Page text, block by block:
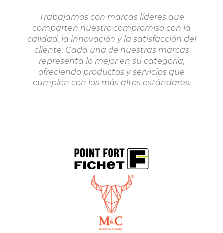
Trabajamos con marcas líderes que
comparten nuestro compromiso con la
calidad, la innovación y la satisfacción del
cliente. Cada una de nuestras marcas
representa lo mejor en su categoría,
ofreciendo productos y servicios que
cumplen con los más altos estándares.